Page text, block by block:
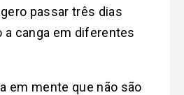
passar três dias
canga em diferentes
em mente que não são